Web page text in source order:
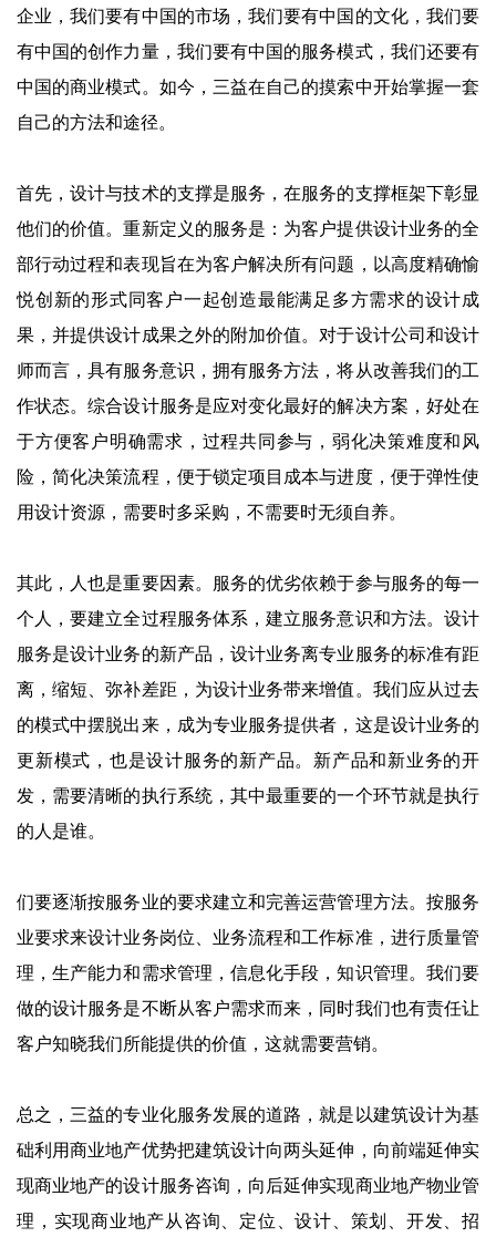
企业，我们要有中国的市场，我们要有中国的文化，我们要
有中国的创作力量，我们要有中国的服务模式，我们还要有
中国的商业模式。如今，三益在自己的摸索中开始掌握一套
自己的方法和途径。
首先，设计与技术的支撑是服务，在服务的支撑框架下彰显
他们的价值。重新定义的服务是：为客户提供设计业务的全
部行动过程和表现旨在为客户解决所有问题，以高度精确愉
悦创新的形式同客户一起创造最能满足多方需求的设计成
果，并提供设计成果之外的附加价值。对于设计公司和设计
师而言，具有服务意识，拥有服务方法，将从改善我们的工
作状态。综合设计服务是应对变化最好的解决方案，好处在
于方便客户明确需求，过程共同参与，弱化决策难度和风
险，简化决策流程，便于锁定项目成本与进度，便于弹性使
用设计资源，需要时多采购，不需要时无须自养。
其此，人也是重要因素。服务的优劣依赖于参与服务的每一
个人，要建立全过程服务体系，建立服务意识和方法。设计
服务是设计业务的新产品，设计业务离专业服务的标准有距
离，缩短、弥补差距，为设计业务带来增值。我们应从过去
的模式中摆脱出来，成为专业服务提供者，这是设计业务的
更新模式，也是设计服务的新产品。新产品和新业务的开
发，需要清晰的执行系统，其中最重要的一个环节就是执行
的人是谁。
们要逐渐按服务业的要求建立和完善运营管理方法。按服务
业要求来设计业务岗位、业务流程和工作标准，进行质量管
理，生产能力和需求管理，信息化手段，知识管理。我们要
做的设计服务是不断从客户需求而来，同时我们也有责任让
客户知晓我们所能提供的价值，这就需要营销。
总之，三益的专业化服务发展的道路，就是以建筑设计为基
础利用商业地产优势把建筑设计向两头延伸，向前端延伸实
现商业地产的设计服务咨询，向后延伸实现商业地产物业管
理，实现商业地产从咨询、定位、设计、策划、开发、招